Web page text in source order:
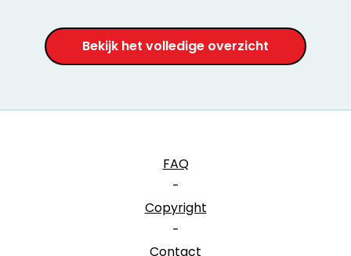
Bekijk het volledige overzicht
FAQ
-
Copyright
-
Contact